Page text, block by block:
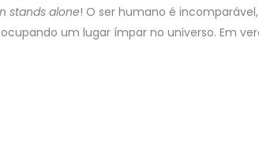
stands alone! O ser humano é
um lugar ímpar no universo. Em